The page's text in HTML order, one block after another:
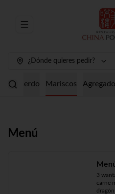
Abrir menu de navegación
¿Dónde quieres pedir?
Cerdo Mariscos
Menú
3
carne